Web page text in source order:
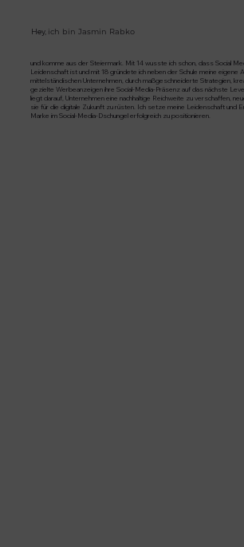
Hey, ich bin Jasmin Rabko
und komme aus der Steiermark. Mit 14 wusste ich schon, dass Social
Leidenschaft ist und mit 18 gründete ich neben der Schule meine eigene
mittelständischen Unternehmen, durch maßgeschneiderte Strategien,
gezielte Werbeanzeigen ihre Social-Media-Präsenz auf das nächste
liegt darauf, Unternehmen eine nachhaltige Reichweite zu verschaffen,
sie für die digitale Zukunft zu rüsten. Ich setze meine Leidenschaft und
Marke im Social-Media-Dschungel erfolgreich zu positionieren.